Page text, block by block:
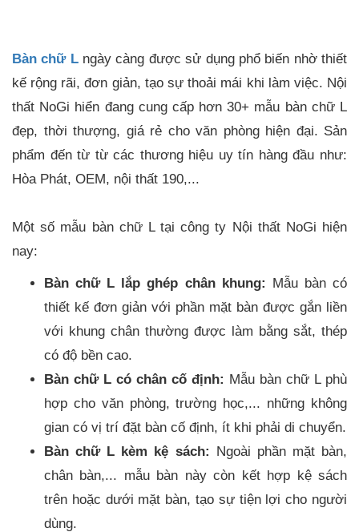
Bàn chữ Lngày càng được sử dụng phổ biến nhờ thiết
kế rộng rãi, đơn giản, tạo sự thoải mái khi làm việc. Nội
thất NoGi hiển đang cung cấp hơn 30+ mẫu bàn chữ L
đẹp, thời thượng, giá rẻ cho văn phòng hiện đại. Sản
phẩm đến từ từ các thương hiệu uy tín hàng đầu như:
Hòa Phát, OEM, nội thất 190,...
Một số mẫu bàn chữ L tại công ty Nội thất NoGi hiện
nay:
Bàn chữ L lắp ghép chân khung: Mẫu bàn có
thiết kế đơn giản với phần mặt bàn được gắn liền
với khung chân thường được làm bằng sắt, thép
có độ bền cao.
Bàn chữ L có chân cố định: Mẫu bàn chữ L phù
hợp cho văn phòng, trường học,... những không
gian có vị trí đặt bàn cố định, ít khi phải di chuyển.
Bàn chữ L kèm kệ sách: Ngoài phần mặt bàn,
chân bàn,... mẫu bàn này còn kết hợp kệ sách
trên hoặc dưới mặt bàn, tạo sự tiện lợi cho người
dùng.